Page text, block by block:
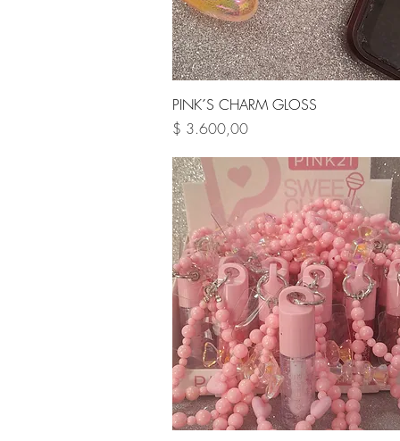
Vista rápida
PINK´S CHARM GLOSS
Precio
$ 3.600,00